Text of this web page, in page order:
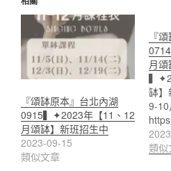
『頌缽原本』台北內湖
0915▍✦2023年【11、12
月頌缽】新班招生中
2023-09-15
類似文章
『
月
缽
9-10
類似